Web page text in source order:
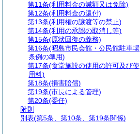
第11条(利用料金の減額又は免除)
第12条(利用料金の還付)
第13条(利用権の譲渡等の禁止)
第14条(利用の承認の取消し等)
第15条(原状回復の義務)
第16条(昭島市民会館・公民館駐車場
条例の準用)
第17条(食堂施設の使用の許可及び使
用料)
第18条(損害賠償)
第19条(市長による管理)
第20条(委任)
附則
別表(第5条、第10条、第19条関係)